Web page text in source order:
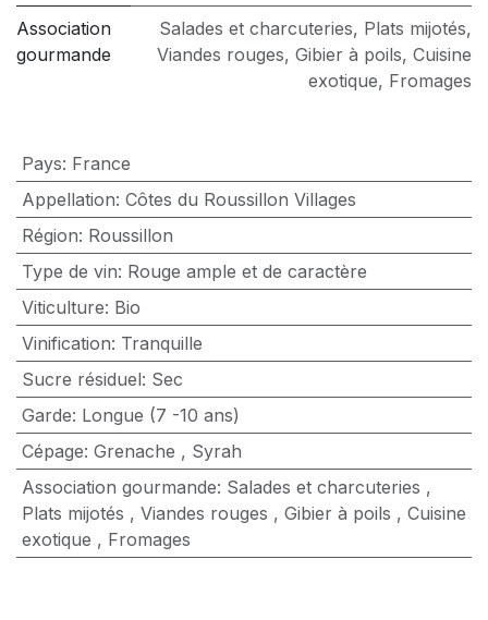
Association
gourmande
Salades et charcuteries, Plats mijotés,
Viandes rouges, Gibier à poils, Cuisine
exotique, Fromages
Pays: France
Appellation: Côtes du Roussillon Villages
Région: Roussillon
Type de vin: Rouge ample et de caractère
Viticulture: Bio
Vinification: Tranquille
Sucre résiduel: Sec
Garde: Longue (7 -10 ans)
Cépage: Grenache , Syrah
Association gourmande: Salades et charcuteries ,
Plats mijotés , Viandes rouges , Gibier à poils , Cuisine
exotique , Fromages